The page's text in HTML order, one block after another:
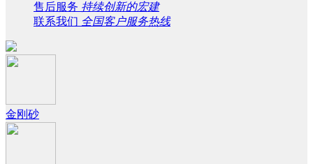
售后服务 持续创新的宏建
联系我们 全国客户服务热线
金刚砂